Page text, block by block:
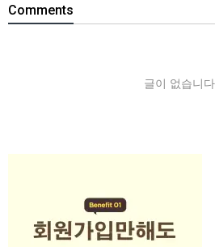
Comments
글이 없습니